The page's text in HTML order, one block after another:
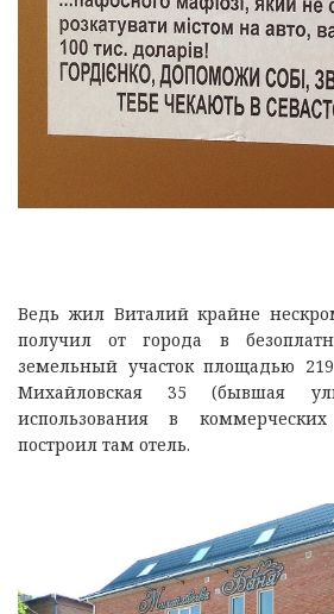
Ведь жил Виталий крайне
получил от города в
земельный участок площадью
Михайловская 35 (бывшая
использования в
построил там отель.